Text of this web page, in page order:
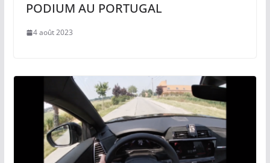
PODIUM AU PORTUGAL
4 août 2023